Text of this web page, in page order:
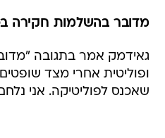
מדובר בהשלמות חקירה
גאידמק אמר בתגובה
ופוליטית אחרי מצד
שאכנס לפוליטיקה. אני